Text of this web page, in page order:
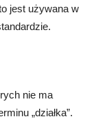
jest używana w
nie ma
„działka”.